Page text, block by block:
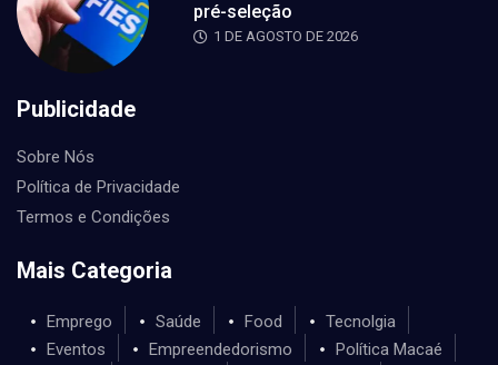
pré-seleção
1 DE AGOSTO DE 2026
Publicidade
Sobre Nós
Política de Privacidade
Termos e Condições
Mais Categoria
Emprego Saúde Food
Tecnolgia
Eventos
Empreendedorismo
Política Macaé